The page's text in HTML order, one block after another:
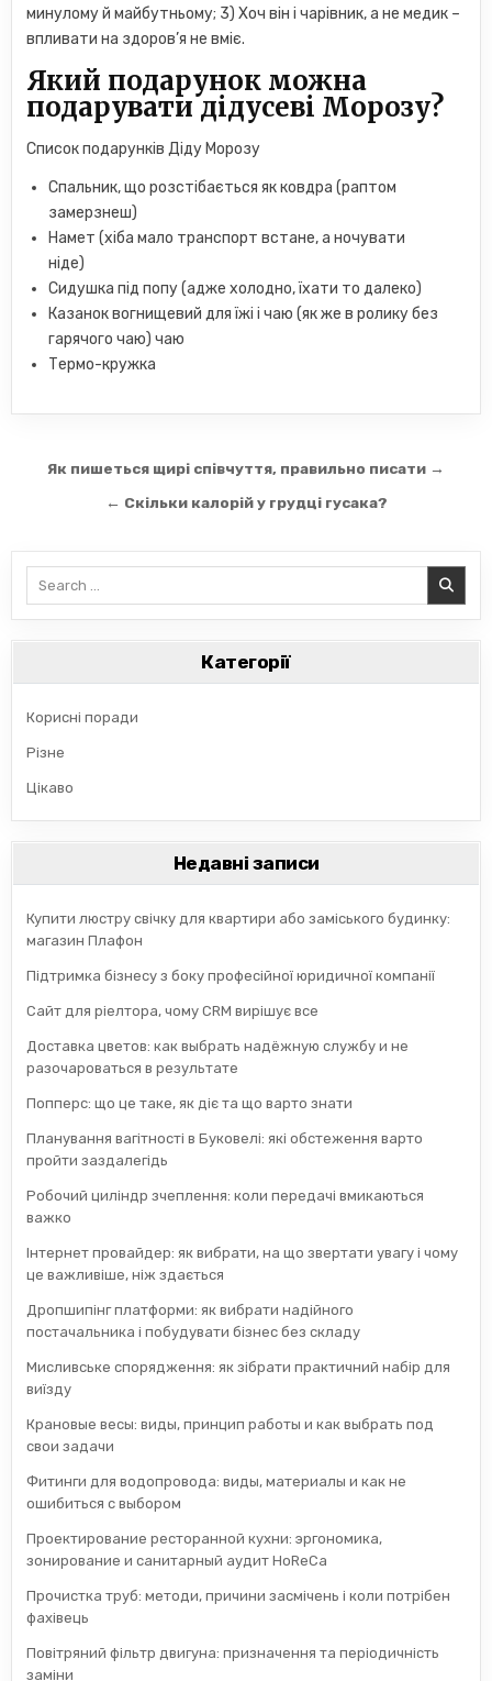
минулому й майбутньому; 3) Хоч він і чарівник, а не медик –
впливати на здоров’я не вміє.
Який подарунок можна
подарувати дідусеві Морозу?
Список подарунків Діду Морозу
Спальник, що розстібається як ковдра (раптом
замерзнеш)
Намет (хіба мало транспорт встане, а ночувати
ніде)
Сидушка під попу (адже холодно, їхати то далеко)
Казанок вогнищевий для їжі і чаю (як же в ролику без
гарячого чаю) чаю
Термо-кружка
Навігація
записів
Як пишеться щирі співчуття, правильно писати →
← Скільки калорій у грудці гусака?
Категорії
Корисні поради
Різне
Цікаво
Недавні записи
Купити люстру свічку для квартири або заміського будинку:
магазин Плафон
Підтримка бізнесу з боку професійної юридичної компанії
Сайт для ріелтора, чому CRM вирішує все
Доставка цветов: как выбрать надёжную службу и не
разочароваться в результате
Попперс: що це таке, як діє та що варто знати
Планування вагітності в Буковелі: які обстеження варто
пройти заздалегідь
Робочий циліндр зчеплення: коли передачі вмикаються
важко
Інтернет провайдер: як вибрати, на що звертати увагу і чому
це важливіше, ніж здається
Дропшипінг платформи: як вибрати надійного
постачальника і побудувати бізнес без складу
Мисливське спорядження: як зібрати практичний набір для
виїзду
Крановые весы: виды, принцип работы и как выбрать под
свои задачи
Фитинги для водопровода: виды, материалы и как не
ошибиться с выбором
Проектирование ресторанной кухни: эргономика,
зонирование и санитарный аудит HoReCa
Прочистка труб: методи, причини засмічень і коли потрібен
фахівець
Повітряний фільтр двигуна: призначення та періодичність
заміни